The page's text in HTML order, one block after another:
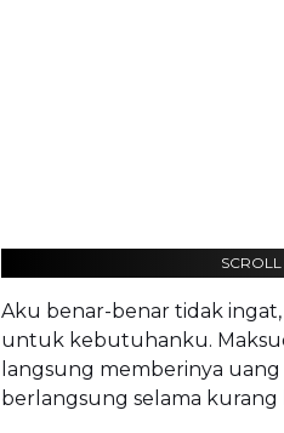
Aku benar-benar tidak
untuk kebutuhanku.
langsung memberinya
berlangsung selama kurang